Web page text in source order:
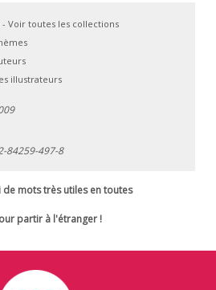
- Voir toutes les collections
illustrateurs
84259-497-8
mots très utiles en toutes
partir à l'étranger !